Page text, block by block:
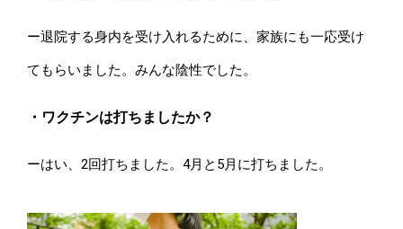
ー退院する身内を受け入れるために、家族にも一応受け
てもらいました。みんな陰性でした。
・ワクチンは打ちましたか？
ーはい、2回打ちました。4月と5月に打ちました。